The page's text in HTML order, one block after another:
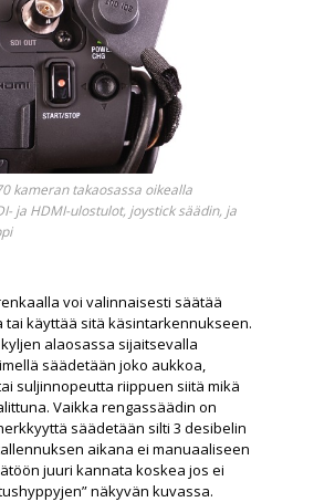
kameran takaosassa oikealla
ja HDMI-ulostulot, joystick säädin, ja
voi valinnaisesti säätää
tai käyttää sitä käsintarkennukseen.
alaosassa sijaitsevalla
säädetään joko aukkoa,
suljinnopeutta riippuen siitä mikä
Vaikka rengassäädin on
säädetään silti 3 desibelin
aikana ei manuaaliseen
juuri kannata koskea jos ei
näkyvän kuvassa.